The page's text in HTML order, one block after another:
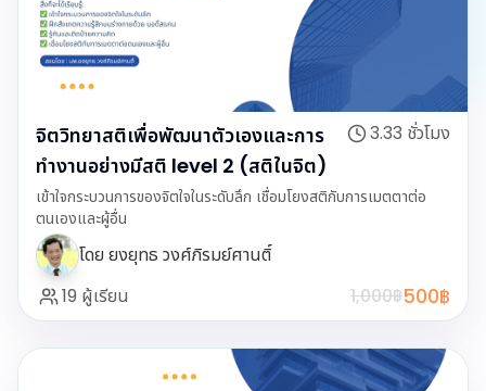
จิตวิทยาสติเพื่อพัฒนาตัวเองและการ
ทำงานอย่างมีสติ level 2 (สติในจิต)
3.33 ชั่วโมง
เข้าใจกระบวนการของจิตใจในระดับลึก เชื่อมโยงสติกับการเมตตาต่อ
ตนเองและผู้อื่น
โดย ยงยุทธ วงศ์ภิรมย์ศานติ์
19 ผู้เรียน 1,000฿500฿